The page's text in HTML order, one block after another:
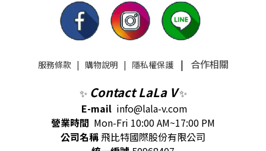
服務條款| 購物說明 | 隱私權保護| 合作相關
✨ Contact LaLa V✨
E-mail info@lala-v.com
營業時間 Mon-Fri 10:00 AM~17:00 PM
公司名稱飛比特國際股份有限公司